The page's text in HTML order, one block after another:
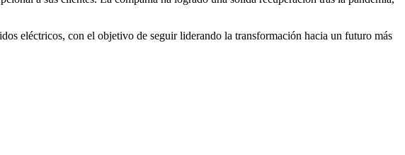
eléctricos, con el objetivo de seguir liderando la transformación hacia un futuro más